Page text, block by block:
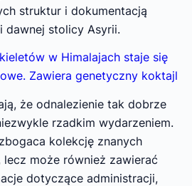
struktur i dokumentacją
dawnej stolicy Asyrii.
w Himalajach staje się
Zawiera genetyczny koktajl
że odnalezienie tak dobrze
rzadkim wydarzeniem.
kolekcję znanych
może również zawierać
dotyczące administracji,